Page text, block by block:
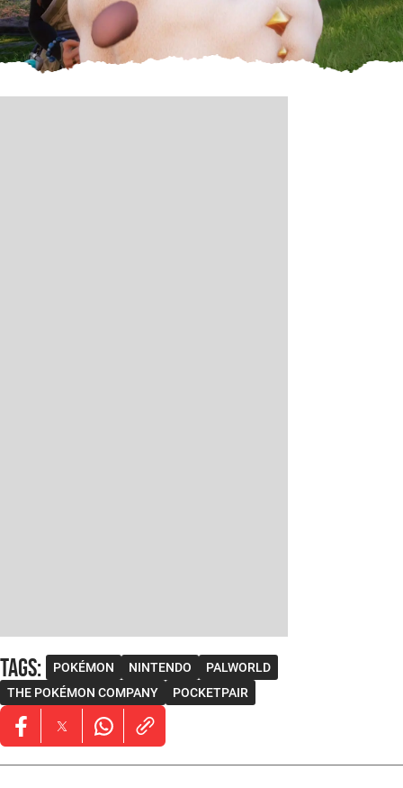
Tags: POKÉMON NINTENDO
PALWORLD
THE POKÉMON COMPANY
POCKETPAIR
Opens in new window
Opens in new window
Opens in new window